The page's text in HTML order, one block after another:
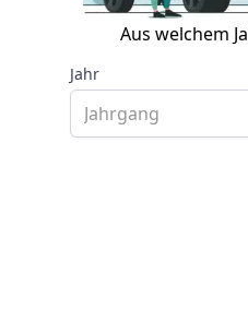
Aus welchem
Jahr